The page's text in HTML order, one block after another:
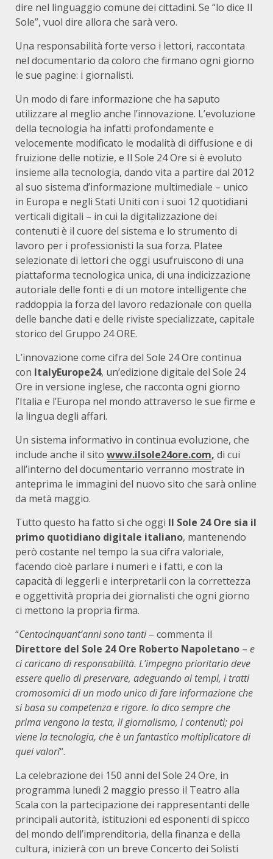
dire nel linguaggio comune dei cittadini. Se “lo dice Il
Sole”, vuol dire allora che sarà vero.
Una responsabilità forte verso i lettori, raccontata
nel documentario da coloro che firmano ogni giorno
le sue pagine: i giornalisti.
Un modo di fare informazione che ha saputo
utilizzare al meglio anche l’innovazione. L’evoluzione
della tecnologia ha infatti profondamente e
velocemente modificato le modalità di diffusione e di
fruizione delle notizie, e Il Sole 24 Ore si è evoluto
insieme alla tecnologia, dando vita a partire dal 2012
al suo sistema d’informazione multimediale – unico
in Europa e negli Stati Uniti con i suoi 12 quotidiani
verticali digitali – in cui la digitalizzazione dei
contenuti è il cuore del sistema e lo strumento di
lavoro per i professionisti la sua forza. Platee
selezionate di lettori che oggi usufruiscono di una
piattaforma tecnologica unica, di una indicizzazione
autoriale delle fonti e di un motore intelligente che
raddoppia la forza del lavoro redazionale con quella
delle banche dati e delle riviste specializzate, capitale
storico del Gruppo 24 ORE.
L’innovazione come cifra del Sole 24 Ore continua
con ItalyEurope24, un’edizione digitale del Sole 24
Ore in versione inglese, che racconta ogni giorno
l’Italia e l’Europa nel mondo attraverso le sue firme e
la lingua degli affari.
Un sistema informativo in continua evoluzione, che
include anche il sito www.ilsole24ore.com, di cui
all’interno del documentario verranno mostrate in
anteprima le immagini del nuovo sito che sarà online
da metà maggio.
Tutto questo ha fatto sì che oggi Il Sole 24 Ore sia il
primo quotidiano digitale italiano, mantenendo
però costante nel tempo la sua cifra valoriale,
facendo cioè parlare i numeri e i fatti, e con la
capacità di leggerli e interpretarli con la correttezza
e oggettività propria dei giornalisti che ogni giorno
ci mettono la propria firma.
“Centocinquant’anni sono tanti – commenta il
Direttore del Sole 24 Ore Roberto Napoletano – e
ci caricano di responsabilità. L’impegno prioritario deve
essere quello di preservare, adeguando ai tempi, i tratti
cromosomici di un modo unico di fare informazione che
si basa su competenza e rigore. Io dico sempre che
prima vengono la testa, il giornalismo, i contenuti; poi
viene la tecnologia, che è un fantastico moltiplicatore di
quei valori“.
La celebrazione dei 150 anni del Sole 24 Ore, in
programma lunedì 2 maggio presso il Teatro alla
Scala con la partecipazione dei rappresentanti delle
principali autorità, istituzioni ed esponenti di spicco
del mondo dell’imprenditoria, della finanza e della
cultura, inizierà con un breve Concerto dei Solisti